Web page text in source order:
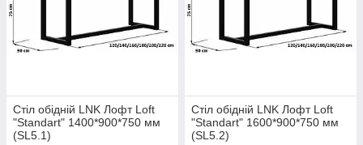
Стіл обідній LNK Лофт Loft
"Standart" 1400*900*750 мм
(SL5.1)
Стіл обідній LNK Лофт Loft
"Standart" 1600*900*750 мм
(SL5.2)